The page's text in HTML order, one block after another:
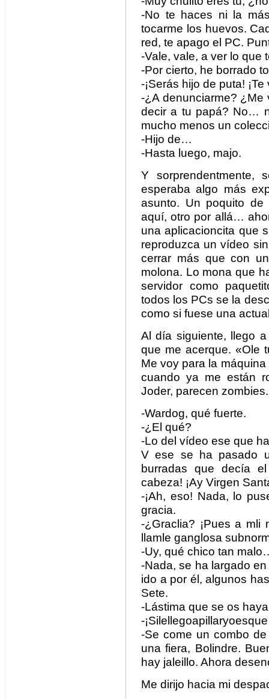
-No te haces ni la
tocarme los huevos.
red, te apago el PC.
-Vale, vale, a ver lo que
-Por cierto, he borrado
-¡Serás hijo de puta!
-¿A denunciarme?
decir a tu papá? No…
mucho menos un
-Hijo de…
-Hasta luego, majo.
Y sorprendentmente,
esperaba algo más
asunto. Un poquito
aquí, otro por allá…
una aplicacioncita que
reproduzca un vídeo
cerrar más que con
molona. Lo mona que
servidor como
todos los PCs se la
como si fuese una
Al día siguiente, llego
que me acerque. «Ole
Me voy para la
cuando ya me están
Joder, parecen
-Wardog, qué fuerte.
-¿El qué?
-Lo del vídeo ese que
V ese se ha pasado
burradas que decía
cabeza! ¡Ay Virgen
-¡Ah, eso! Nada, lo
gracia.
-¿Graclia? ¡Pues a mli
llamle ganglosa
-Uy, qué chico tan
-Nada, se ha largado
ido a por él, algunos
Sete.
-Lástima que se os
-
-Se come un combo
una fiera, Bolindre.
hay jaleillo. Ahora
Me dirijo hacia mi